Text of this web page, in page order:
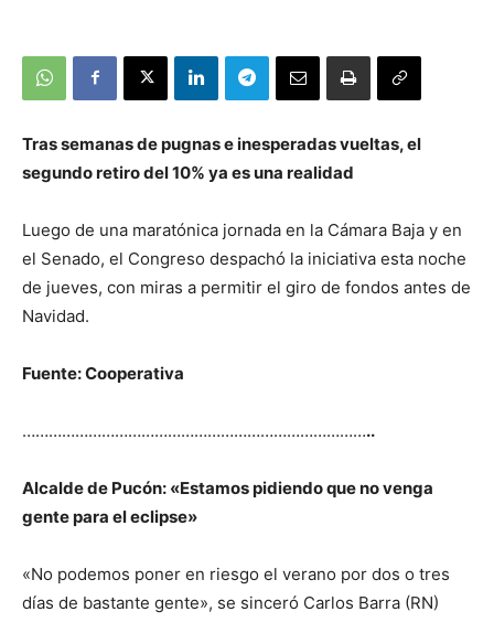
Tras semanas de pugnas e inesperadas vueltas, el
segundo retiro del 10% ya es una realidad
Luego de una maratónica jornada en la Cámara Baja y en
el Senado, el Congreso despachó la iniciativa esta noche
de jueves, con miras a permitir el giro de fondos antes de
Navidad.
Fuente: Cooperativa
……………………………………………………………………..
Alcalde de Pucón: «Estamos pidiendo que no venga
gente para el eclipse»
«No podemos poner en riesgo el verano por dos o tres
días de bastante gente», se sinceró Carlos Barra (RN)